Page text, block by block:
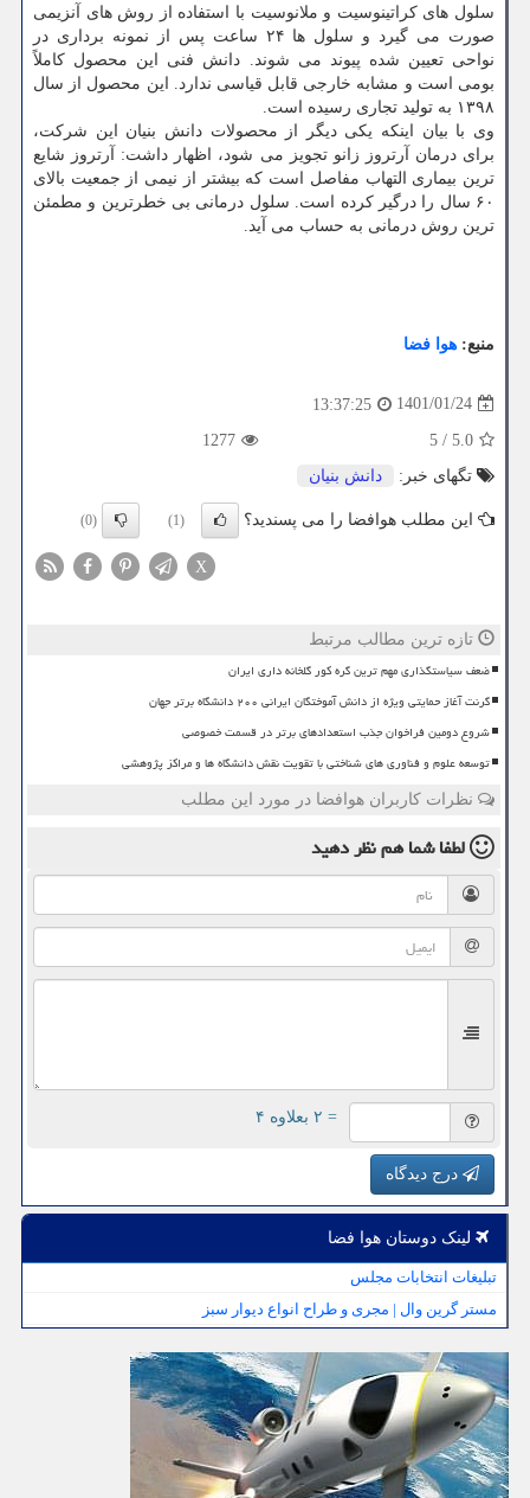
سلول های کراتینوسیت و ملانوسیت با استفاده از روش های آنزیمی
صورت می گیرد و سلول ها ۲۴ ساعت پس از نمونه برداری در
نواحی تعیین شده پیوند می شوند. دانش فنی این محصول کاملاً
بومی است و مشابه خارجی قابل قیاسی ندارد. این محصول از سال
۱۳۹۸ به تولید تجاری رسیده است.
وی با بیان اینکه یکی دیگر از محصولات دانش بنیان این شرکت،
برای درمان آرتروز زانو تجویز می شود، اظهار داشت: آرتروز شایع
ترین بیماری التهاب مفاصل است که بیشتر از نیمی از جمعیت بالای
۶۰ سال را درگیر کرده است. سلول درمانی بی خطرترین و مطمئن
ترین روش درمانی به حساب می آید.
منبع: هوا فضا
1401/01/24
13:37:25
5.0
/
5
1277
تگهای خبر:
دانش بنیان
این مطلب هوافضا را می پسندید؟ (1)
(0)
X
تازه ترین مطالب مرتبط
ضعف سیاستگذاری مهم ترین گره کور گلخانه داری ایران
گرنت آغاز حمایتی ویژه از دانش آموختگان ایرانی ۲۰۰ دانشگاه برتر جهان
شروع دومین فراخوان جذب استعدادهای برتر در قسمت خصوصی
توسعه علوم و فناوری های شناختی با تقویت نقش دانشگاه ها و مراکز پژوهشی
نظرات کاربران هوافضا در مورد این مطلب
لطفا شما همنظر دهید
= ۲ بعلاوه ۴
درج دیدگاه
لینک دوستان هوا فضا
تبلیغات انتخابات مجلس
مستر گرین وال | مجری و طراح انواع دیوار سبز